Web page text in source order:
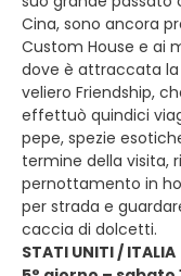
Cina, sono ancora
Custom House e ai
dove è attraccata
veliero Friendship,
effettuò quindici
pepe, spezie
termine della visita,
pernottamento in
per strada e
caccia di dolcetti.
STATI UNITI / ITALIA